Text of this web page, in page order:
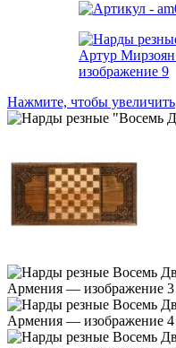
Нажмите, чтобы увеличить